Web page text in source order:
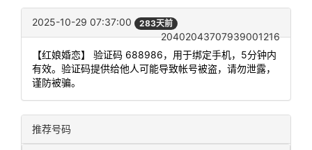
2025-10-29 07:37:00 283天前
20402043707939001216
【红娘婚恋】 验证码 688986，用于绑定手机，5分钟内
有效。验证码提供给他人可能导致帐号被盗，请勿泄露，
谨防被骗。
推荐号码